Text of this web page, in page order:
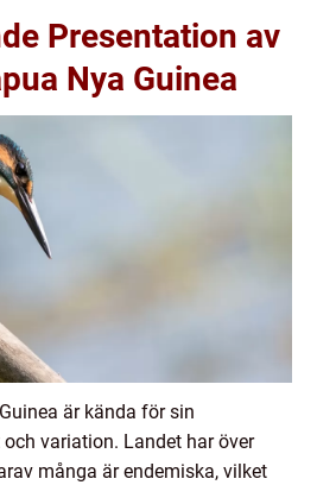
Presentation av
Nya Guinea
är kända för sin
variation. Landet har över
många är endemiska, vilket